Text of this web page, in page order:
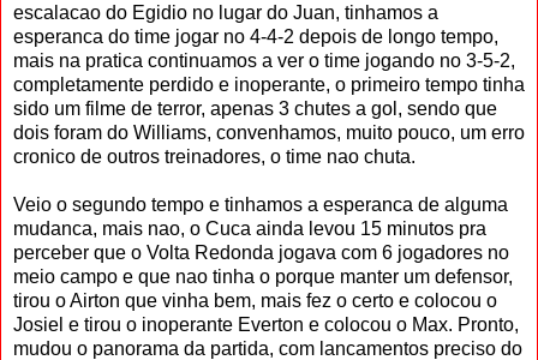
escalacao do Egidio no lugar do Juan, tinhamos a
esperanca do time jogar no 4-4-2 depois de longo tempo,
mais na pratica continuamos a ver o time jogando no 3-5-2,
completamente perdido e inoperante, o primeiro tempo tinha
sido um filme de terror, apenas 3 chutes a gol, sendo que
dois foram do Williams, convenhamos, muito pouco, um erro
cronico de outros treinadores, o time nao chuta.
Veio o segundo tempo e tinhamos a esperanca de alguma
mudanca, mais nao, o Cuca ainda levou 15 minutos pra
perceber que o Volta Redonda jogava com 6 jogadores no
meio campo e que nao tinha o porque manter um defensor,
tirou o Airton que vinha bem, mais fez o certo e colocou o
Josiel e tirou o inoperante Everton e colocou o Max. Pronto,
mudou o panorama da partida, com lancamentos preciso do